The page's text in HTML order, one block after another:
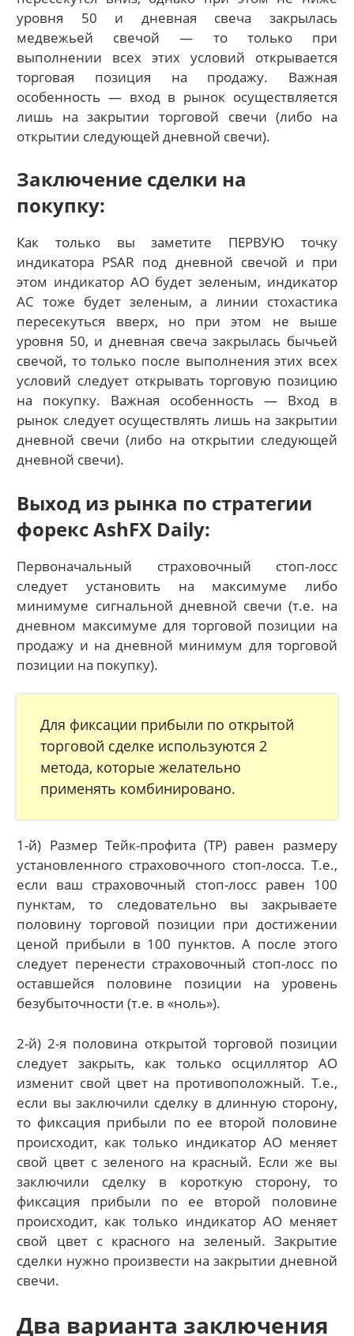
уровня 50 и дневная свеча закрылась
медвежьей свечой — то только при
выполнении всех этих условий открывается
торговая позиция на продажу. Важная
особенность — вход в рынок осуществляется
лишь на закрытии торговой свечи (либо на
открытии следующей дневной свечи).
Заключение сделки на
покупку:
Как только вы заметите ПЕРВУЮ точку
индикатора PSAR под дневной свечой и при
этом индикатор АО будет зеленым, индикатор
АС тоже будет зеленым, а линии стохастика
пересекуться вверх, но при этом не выше
уровня 50, и дневная свеча закрылась бычьей
свечой, то только после выполнения этих всех
условий следует открывать торговую позицию
на покупку. Важная особенность — Вход в
рынок следует осуществлять лишь на закрытии
дневной свечи (либо на открытии следующей
дневной свечи).
Выход из рынка по стратегии
форекс AshFX Daily:
Первоначальный страховочный стоп-лосс
следует установить на максимуме либо
минимуме сигнальной дневной свечи (т.е. на
дневном максимуме для торговой позиции на
продажу и на дневной минимум для торговой
позиции на покупку).
Для фиксации прибыли по открытой
торговой сделке используются 2
метода, которые желательно
применять комбинировано.
1-й) Размер Тейк-профита (ТР) равен размеру
установленного страховочного стоп-лосса. Т.е.,
если ваш страховочный стоп-лосс равен 100
пунктам, то следовательно вы закрываете
половину торговой позиции при достижении
ценой прибыли в 100 пунктов. А после этого
следует перенести страховочный стоп-лосс по
оставшейся половине позиции на уровень
безубыточности (т.е. в «ноль»).
2-й) 2-я половина открытой торговой позиции
следует закрыть, как только осциллятор АО
изменит свой цвет на противоположный. Т.е.,
если вы заключили сделку в длинную сторону,
то фиксация прибыли по ее второй половине
происходит, как только индикатор АО меняет
свой цвет с зеленого на красный. Если же вы
заключили сделку в короткую сторону, то
фиксация прибыли по ее второй половине
происходит, как только индикатор АО меняет
свой цвет с красного на зеленый. Закрытие
сделки нужно произвести на закрытии дневной
свечи.
Два варианта заключения